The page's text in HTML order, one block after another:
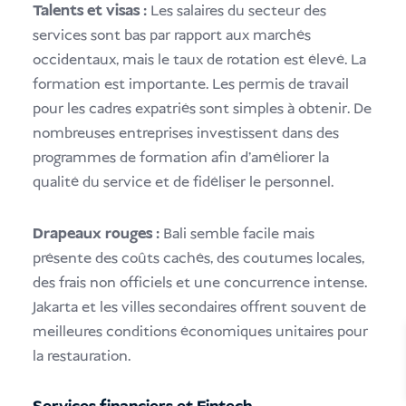
Talents et visas : Les salaires du secteur des
services sont bas par rapport aux marchés
occidentaux, mais le taux de rotation est élevé. La
formation est importante. Les permis de travail
pour les cadres expatriés sont simples à obtenir. De
nombreuses entreprises investissent dans des
programmes de formation afin d'améliorer la
qualité du service et de fidéliser le personnel.
Drapeaux rouges : Bali semble facile mais
présente des coûts cachés, des coutumes locales,
des frais non officiels et une concurrence intense.
Jakarta et les villes secondaires offrent souvent de
meilleures conditions économiques unitaires pour
la restauration.